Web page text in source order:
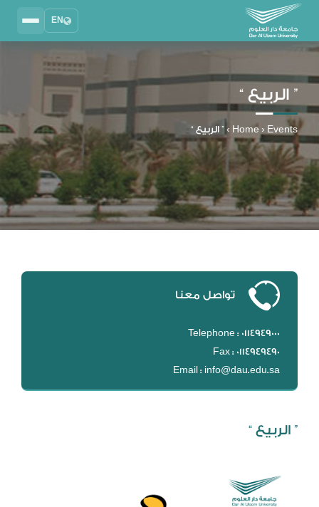
EN
2025 - 2026
نظام إدارة التعلم
MYLMS
نظام معلومات الطلاب
إدارة الموارد البشرية
MYHRM
EMAIL
DL
نظام التقييم السنوي
MYAES
” الربيع “
Home › Events
› ” الربيع “
تواصل معنا
Telephone : 0114949000
Fax : 0114949490
Email : info@dau.edu.sa
” الربيع “